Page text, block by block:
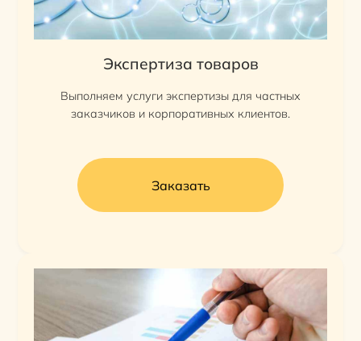
Экспертиза товаров
Выполняем услуги экспертизы для частных
заказчиков и корпоративных клиентов.
Заказать